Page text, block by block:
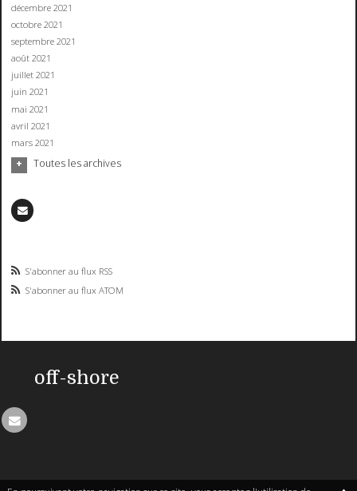
décembre 2021
octobre 2021
septembre 2021
août 2021
juillet 2021
juin 2021
mai 2021
avril 2021
mars 2021
Toutes les archives
S'abonner au flux RSS
S'abonner au flux ATOM
off-shore